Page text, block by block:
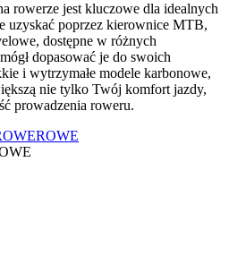
rowerze jest kluczowe dla idealnych
uzyskać poprzez kierownice MTB,
dostępne w różnych
dopasować je do swoich
i wytrzymałe modele karbonowe,
nie tylko Twój komfort jazdy,
prowadzenia roweru.